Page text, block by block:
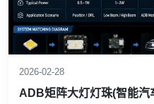
2026-02-28
ADB矩阵大灯灯珠(智能汽